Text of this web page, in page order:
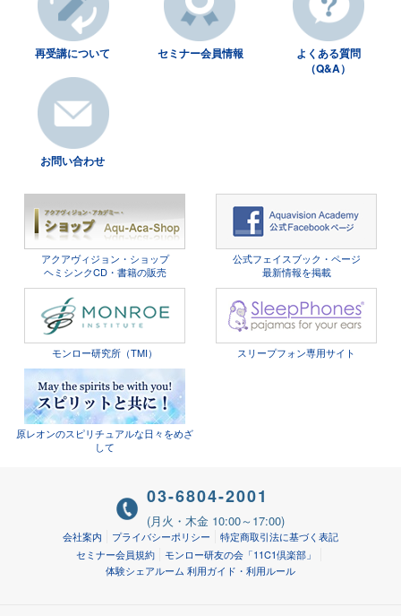
再受講について セミナー会員情報
よくある質問
（Q&A）
お問い合わせ
アクアヴィジョン・ショップ
ヘミシンクCD・書籍の販売
公式フェイスブック・ページ
最新情報を掲載
モンロー研究所（TMI） スリープフォン専用サイト
原レオンのスピリチュアルな日々をめざ
して
会社案内 プライバシーポリシー
特定商取引法に基づく表記
セミナー会員規約
モンロー研友の会「11C1倶楽部」
体験シェアルーム 利用ガイド・利用ルール
03-6804-2001
(月火・木金 10:00～17:00)